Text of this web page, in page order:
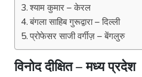
श्याम कुमार – केरल
बंगला साहिब गुरूद्वारा – दिल्ली
प्रोफेसर साजी वर्गीज़ – बेंगलुरु
विनोद दीक्षित – मध्य प्रदेश